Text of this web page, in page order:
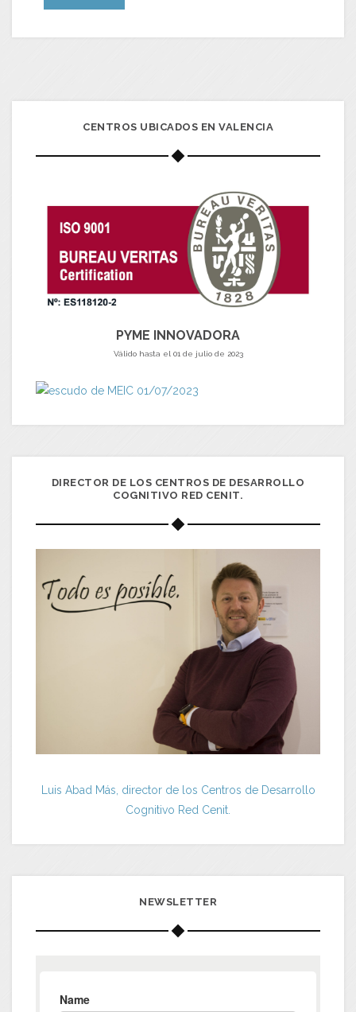
CENTROS UBICADOS EN VALENCIA
PYME INNOVADORA
Válido hasta el 01 de julio de 2023
DIRECTOR DE LOS CENTROS DE DESARROLLO
COGNITIVO RED CENIT.
Luis Abad Más, director de los Centros de Desarrollo
Cognitivo Red Cenit.
NEWSLETTER